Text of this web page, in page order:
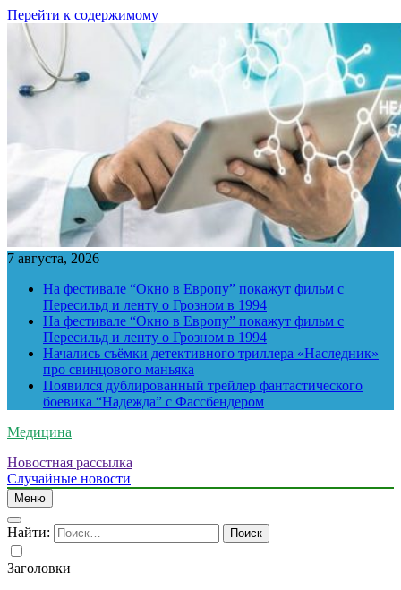
Перейти к содержимому
7 августа, 2026
На фестивале “Окно в Европу” покажут фильм с
Пересильд и ленту о Грозном в 1994
На фестивале “Окно в Европу” покажут фильм с
Пересильд и ленту о Грозном в 1994
Начались съёмки детективного триллера «Наследник»
про свинцового маньяка
Появился дублированный трейлер фантастического
боевика “Надежда” с Фассбендером
Медицина
Новостная рассылка
Случайные новости
Меню
Найти:
Заголовки